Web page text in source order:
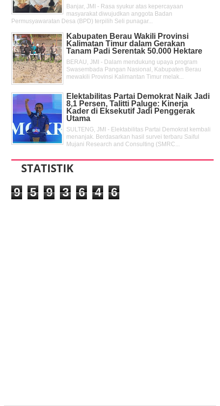
Banjar, JMI - Rasa syukur atas kepercayaan
masyarakat diwujudkan anggota Badan
Permusyawaratan Desa (BPD) terpilih Seli punagar...
Kabupaten Berau Wakili Provinsi
Kalimatan Timur dalam Gerakan
Tanam Padi Serentak 50.000 Hektare
BERAU, JMI - Dalam mendukung upaya program
Swasembada Pangan Nasional, Kabupaten Berau
mewakili Provinsi Kalimantan Timur melak...
Elektabilitas Partai Demokrat Naik Jadi
8,1 Persen, Talitti Paluge: Kinerja
Kader di Eksekutif Jadi Penggerak
Utama
SULTENG, JMI - Elektabilitas Partai Demokrat kembali
menanjak. Berdasarkan hasil survei terbaru Saiful
Mujani Research and Consulting (SMRC...
STATISTIK
9 5 9 3 6 4 6